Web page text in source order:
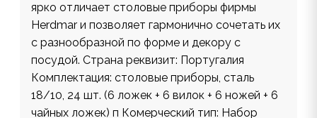
ярко отличает столовые приборы фирмы
Herdmar и позволяет гармонично сочетать их
с разнообразной по форме и декору с
посудой. Страна реквизит: Португалия
Комплектация: столовые приборы, сталь
18/10, 24 шт. (6 ложек + 6 вилок + 6 ножей + 6
чайных ложек) п Комерческий тип: Набор